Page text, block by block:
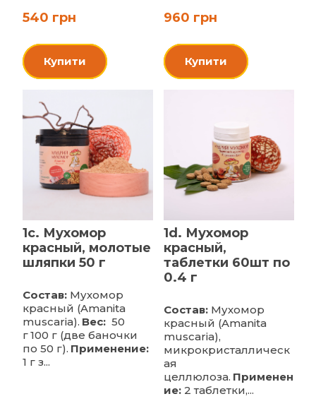
540 грн
Купити
960 грн
Купити
1c. Мухомор
красный, молотые
шляпки 50 г
Состав:Мухомор
красный (Amanita
muscaria). Вес: 50
г100 г (две баночки
по 50 г). Применение:
1 г з...
1d. Мухомор
красный,
таблетки 60шт по
0.4 г
Состав:Мухомор
красный (Amanita
muscaria),
микрокристаллическ
ая
целлюлоза. Применен
ие:2 таблетки,...